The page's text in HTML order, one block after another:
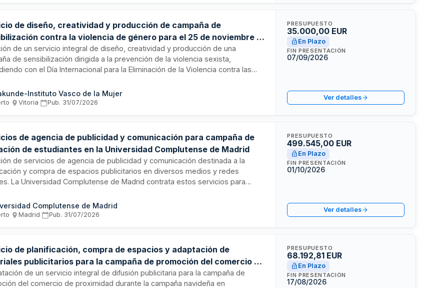
clave.
de diseño, creatividad y producción de campaña de
contra la violencia de género para el 25 de noviembre -
de un servicio integral de diseño, creatividad y producción de una
de sensibilización dirigida a la prevención de la violencia sexista,
con el Día Internacional para la Eliminación de la Violencia contra las
la elaboración de originales de campaña susceptibles de adaptación a
medios y sesiones de formación y sensibilización.
Instituto Vasco de la Mujer
· Vitoria· Pub. 31/07/2026
PRESUPUESTO
35.000,00 EUR
En Plazo
FIN PRESENTACIÓN
07/09/2026
Ver detalles
de agencia de publicidad y comunicación para campaña de
de estudiantes en la Universidad Complutense de Madrid
de servicios de agencia de publicidad y comunicación destinada a la
y compra de espacios publicitarios en diversos medios y redes
La Universidad Complutense de Madrid contrata estos servicios para
incluye la coordinación de diferentes soportes y canales de comunicación
el alcance y efectividad de la campaña de atracción de estudiantes.
Complutense de Madrid
· Madrid· Pub. 31/07/2026
PRESUPUESTO
499.545,00 EUR
En Plazo
FIN PRESENTACIÓN
01/10/2026
Ver detalles
de planificación, compra de espacios y adaptación de
publicitarios para la campaña de promoción del comercio de
en Navidad en Extremadura
de un servicio integral de difusión publicitaria para la campaña de
del comercio de proximidad durante la campaña navideña en
PRESUPUESTO
68.192,81 EUR
En Plazo
FIN PRESENTACIÓN
17/08/2026